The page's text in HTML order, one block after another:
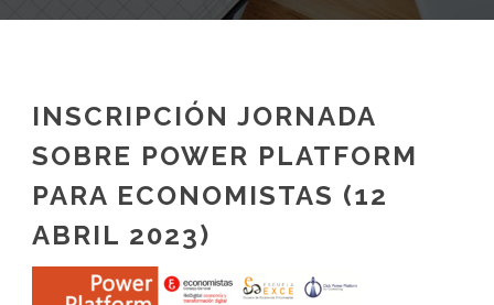
INSCRIPCIÓN JORNADA
SOBRE POWER PLATFORM
PARA ECONOMISTAS (12
ABRIL 2023)